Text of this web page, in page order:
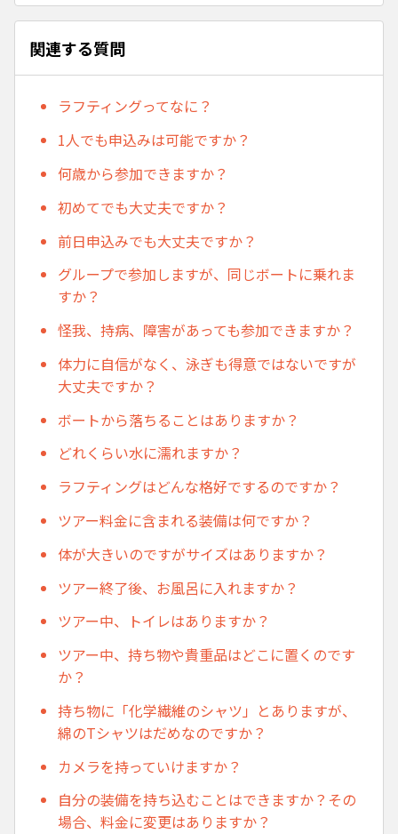
関連する質問
ラフティングってなに？
1人でも申込みは可能ですか？
何歳から参加できますか？
初めてでも大丈夫ですか？
前日申込みでも大丈夫ですか？
グループで参加しますが、同じボートに乗れま
すか？
怪我、持病、障害があっても参加できますか？
体力に自信がなく、泳ぎも得意ではないですが
大丈夫ですか？
ボートから落ちることはありますか？
どれくらい水に濡れますか？
ラフティングはどんな格好でするのですか？
ツアー料金に含まれる装備は何ですか？
体が大きいのですがサイズはありますか？
ツアー終了後、お風呂に入れますか？
ツアー中、トイレはありますか？
ツアー中、持ち物や貴重品はどこに置くのです
か？
持ち物に「化学繊維のシャツ」とありますが、
綿のTシャツはだめなのですか？
カメラを持っていけますか？
自分の装備を持ち込むことはできますか？その
場合、料金に変更はありますか？